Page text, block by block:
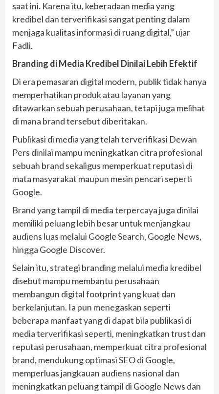
saat ini. Karena itu, keberadaan media yang
kredibel dan terverifikasi sangat penting dalam
menjaga kualitas informasi di ruang digital,” ujar
Fadli.
Branding di Media Kredibel Dinilai Lebih Efektif
Di era pemasaran digital modern, publik tidak hanya
memperhatikan produk atau layanan yang
ditawarkan sebuah perusahaan, tetapi juga melihat
di mana brand tersebut diberitakan.
Publikasi di media yang telah terverifikasi Dewan
Pers dinilai mampu meningkatkan citra profesional
sebuah brand sekaligus memperkuat reputasi di
mata masyarakat maupun mesin pencari seperti
Google.
Brand yang tampil di media terpercaya juga dinilai
memiliki peluang lebih besar untuk menjangkau
audiens luas melalui Google Search, Google News,
hingga Google Discover.
Selain itu, strategi branding melalui media kredibel
disebut mampu membantu perusahaan
membangun digital footprint yang kuat dan
berkelanjutan. Ia pun menegaskan seperti
beberapa manfaat yang di dapat bila publikasi di
media terverifikasi seperti, meningkatkan trust dan
reputasi perusahaan, memperkuat citra profesional
brand, mendukung optimasi SEO di Google,
memperluas jangkauan audiens nasional dan
meningkatkan peluang tampil di Google News dan